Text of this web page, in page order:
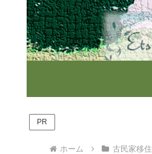
PR
ホーム 古民家移住